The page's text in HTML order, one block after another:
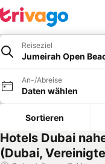
Reiseziel
Jumeirah Open
An-/Abreise
Daten wählen
Sortieren
Hotels Dubai
(Dubai,